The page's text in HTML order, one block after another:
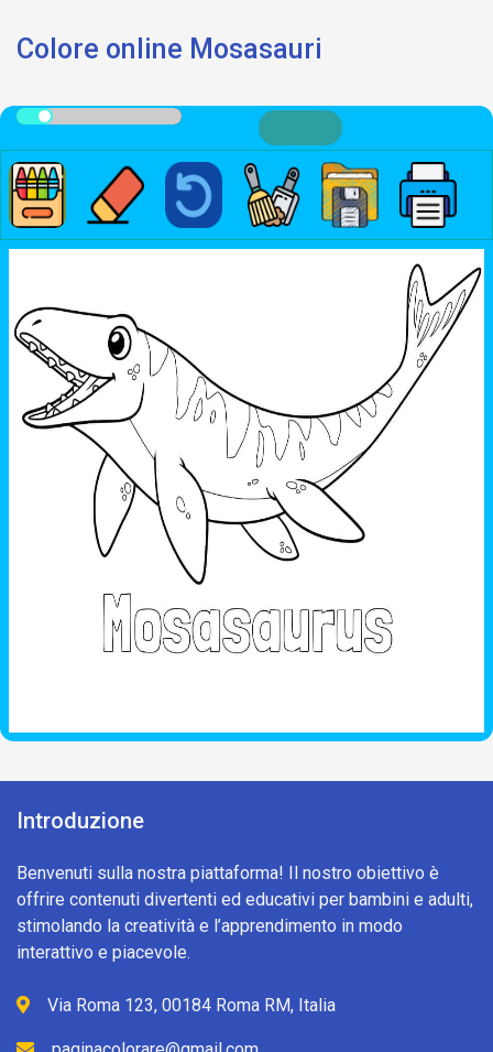
Colore online Mosasauri
Introduzione
Benvenuti sulla nostra piattaforma! Il nostro obiettivo è
offrire contenuti divertenti ed educativi per bambini e adulti,
stimolando la creatività e l’apprendimento in modo
interattivo e piacevole.
Via Roma 123, 00184 Roma RM, Italia